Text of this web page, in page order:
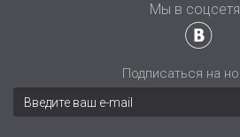
Мы в
Подписаться на